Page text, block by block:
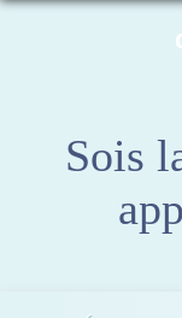
Sois